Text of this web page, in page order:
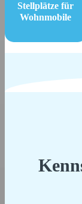
Stellplätze für
Wohnmobile